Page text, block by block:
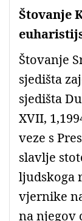
Štovanje
Štovanje
sjedišta
sjedišta
XVII,
veze s
slavlje
ljudskoga
vjernike
na njegov